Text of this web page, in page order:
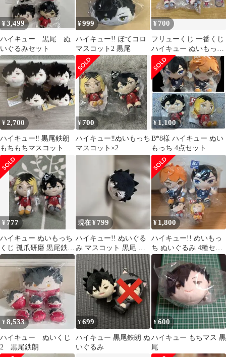
¥3,499
ハイキュー 黒尾 ぬ
いぐるみセット
¥999
ハイキュー!! ぽてコロ
マスコット2 黒尾
¥ 700
フリューくじ 一番くじ
ハイキュー ぬいもっち
黒尾鉄朗
¥2,700
ハイキュー‼︎ 黒尾鉄朗
もちもちマスコット
ぬいぐるみ 5点 全タ
グあり
¥700
ハイキュー‼︎ぬいもっち
マスコット×2
¥ 1,100
B*8様 ハイキュー ぬい
もっち 4点セット
¥ 777
ハイキュー ぬいもっち
くじ 孤爪研磨 黒尾鉄朗
マスコット フリュー
現在 ¥ 799
ハイキュー!! ぬいぐる
み マスコット 黒尾 鉄
朗
¥ 1,800
ハイキュー!! めいもっ
ち ぬいぐるみ 4種セッ
ト
¥8,533
ハイキュー ぬいくじ
2 黒尾鉄朗
¥699
ハイキュー 黒尾鉄朗 ぬ
いぐるみ
¥600
ハイキュー もちマス 黒
尾